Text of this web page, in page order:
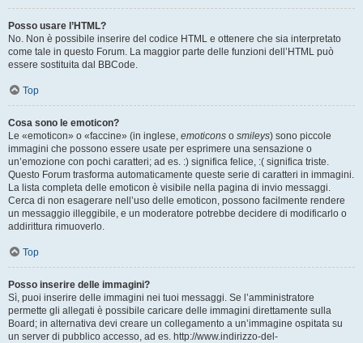
Posso usare l’HTML?
No. Non è possibile inserire del codice HTML e ottenere che sia interpretato
come tale in questo Forum. La maggior parte delle funzioni dell’HTML può
essere sostituita dal BBCode.
Top
Cosa sono le emoticon?
Le «emoticon» o «faccine» (in inglese, emoticons o smileys) sono piccole
immagini che possono essere usate per esprimere una sensazione o
un’emozione con pochi caratteri; ad es. :) significa felice, :( significa triste.
Questo Forum trasforma automaticamente queste serie di caratteri in immagini.
La lista completa delle emoticon è visibile nella pagina di invio messaggi.
Cerca di non esagerare nell’uso delle emoticon, possono facilmente rendere
un messaggio illeggibile, e un moderatore potrebbe decidere di modificarlo o
addirittura rimuoverlo.
Top
Posso inserire delle immagini?
Sì, puoi inserire delle immagini nei tuoi messaggi. Se l’amministratore
permette gli allegati è possibile caricare delle immagini direttamente sulla
Board; in alternativa devi creare un collegamento a un’immagine ospitata su
un server di pubblico accesso, ad es. http://www.indirizzo-del-